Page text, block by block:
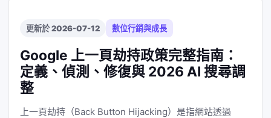
更新於 2026-07-12 數位行銷與成長
Google 上一頁劫持政策完整指南：
定義、偵測、修復與 2026 AI 搜尋調
整
上一頁劫持（Back Button Hijacking）是指網站透過